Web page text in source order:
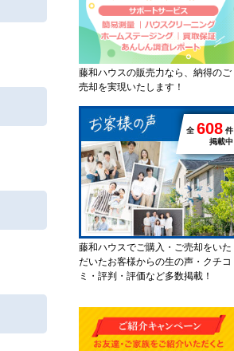
藤和ハウスの販売力なら、納得のご
売却を実現いたします！
全 608 件
掲載中
藤和ハウスでご購入・ご売却をいた
だいたお客様からの生の声・クチコ
ミ・評判・評価など多数掲載！